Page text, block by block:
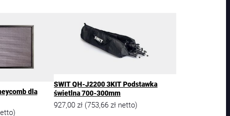
dla
SWIT QH-J2200 3KIT Podstawka
świetlna 700-300mm
927,00zł (753,66zł netto)